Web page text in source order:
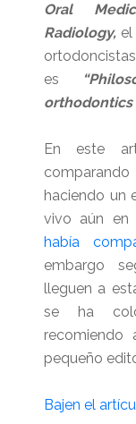
Oral
Radiology,el
es
orthodontics
En este
haciendo un
vivo aún en
había
embargo
lleguen a
se ha
recomiendo
pequeño
Bajen el